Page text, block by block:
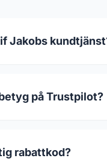
Jakobs
på Trustpilot?
rabattkod?